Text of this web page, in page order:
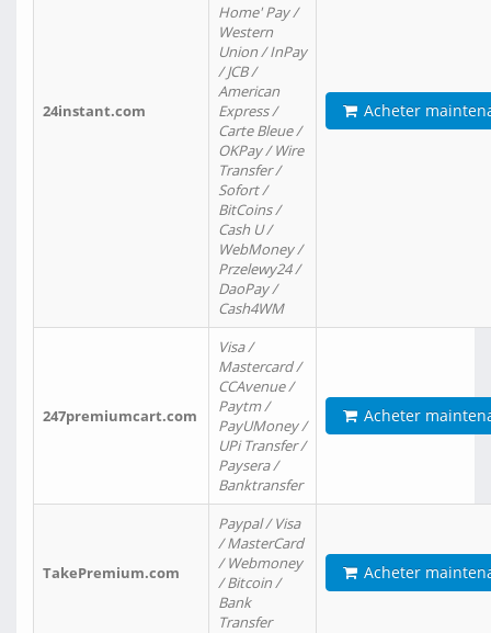
24instant.com
Home' Pay /
Western
Union / InPay
/ JCB /
American
Express /
Carte Bleue /
OKPay / Wire
Transfer /
Sofort /
BitCoins /
Cash U /
WebMoney /
Przelewy24 /
DaoPay /
Cash4WM
Acheter
247premiumcart.com
Visa /
Mastercard /
CCAvenue /
Paytm /
PayUMoney /
UPi Transfer /
Paysera /
Banktransfer
Acheter
TakePremium.com
Paypal / Visa
/ MasterCard
/ Webmoney
/ Bitcoin /
Bank
Transfer
Acheter